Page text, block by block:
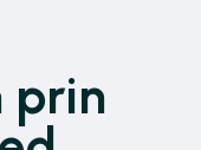
prin